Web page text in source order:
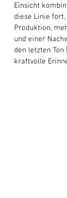
Einsicht
diese Linie
Produktion,
und einer
den letzten
kraftvolle